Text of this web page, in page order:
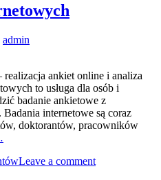
admin
ankiet online i analiza
to usługa dla osób i
badanie ankietowe z
internetowe są coraz
doktorantów, pracowników
Leave a comment